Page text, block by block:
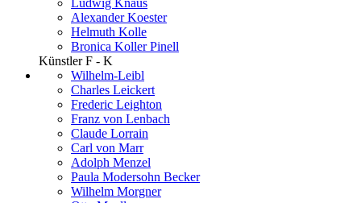
Ludwig Knaus
Alexander Koester
Helmuth Kolle
Bronica Koller Pinell
Künstler F - K
Wilhelm-Leibl
Charles Leickert
Frederic Leighton
Franz von Lenbach
Claude Lorrain
Carl von Marr
Adolph Menzel
Paula Modersohn Becker
Wilhelm Morgner